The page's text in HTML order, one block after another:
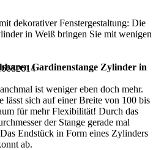
dekorativer Fenstergestaltung: Die
in Weiß bringen Sie mit wenigen
Gardinenstange Zylinder in
ist weniger eben doch mehr.
lässt sich auf einer Breite von 100 bis
für mehr Flexibilität! Durch das
der Stange gerade mal
Endstück in Form eines Zylinders
ab.